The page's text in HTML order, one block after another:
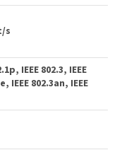
s
IEEE 802.3, IEEE
IEEE 802.3an, IEEE